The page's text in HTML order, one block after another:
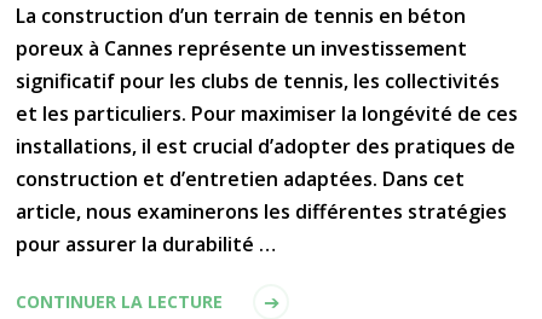
La construction d’un terrain de tennis en béton
poreux à Cannes représente un investissement
significatif pour les clubs de tennis, les collectivités
et les particuliers. Pour maximiser la longévité de ces
installations, il est crucial d’adopter des pratiques de
construction et d’entretien adaptées. Dans cet
article, nous examinerons les différentes stratégies
pour assurer la durabilité …
CONTINUER LA LECTURE